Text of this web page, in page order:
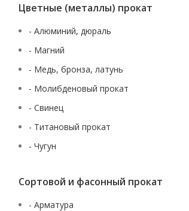
Цветные (металлы) прокат
- Алюминий, дюраль
- Магний
- Медь, бронза, латунь
- Молибденовый прокат
- Свинец
- Титановый прокат
- Чугун
Сортовой и фасонный прокат
- Арматура